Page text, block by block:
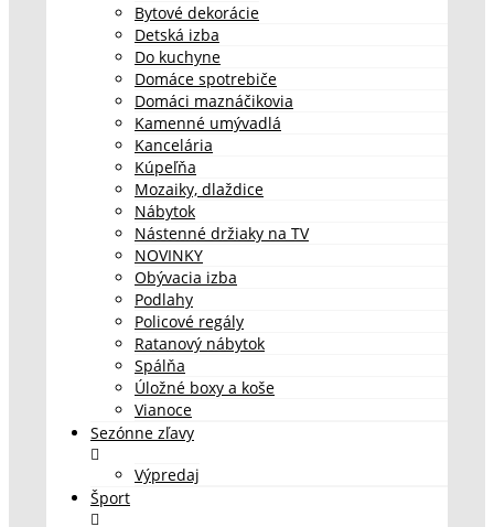
Bytové dekorácie
Detská izba
Do kuchyne
Domáce spotrebiče
Domáci maznáčikovia
Kamenné umývadlá
Kancelária
Kúpeľňa
Mozaiky, dlaždice
Nábytok
Nástenné držiaky na TV
NOVINKY
Obývacia izba
Podlahy
Policové regály
Ratanový nábytok
Spálňa
Úložné boxy a koše
Vianoce
Sezónne zľavy
Výpredaj
Šport